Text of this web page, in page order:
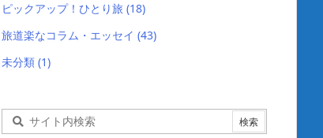
ピックアップ！ひとり旅 (18)
旅道楽なコラム・エッセイ (43)
未分類 (1)